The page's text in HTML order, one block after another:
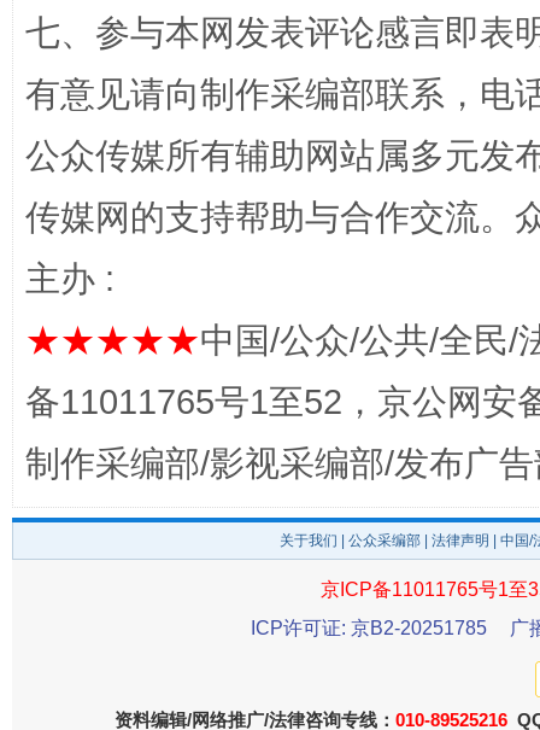
东山县通报“牛蛙产品抗生素超标问题” 法
七、参与本网发表评论感言即表
有意见请向制作采编部联系，电
公众传媒所有辅助网站属多元发
传媒网的支持帮助与合作交流。
主办 :
★★★★★中国/公众/公共/全民/
备11011765号1至52，京公网安
制作采编部/影视采编部/发布广
关于我们 公众采编部 法律声明 | 中国
京ICP备11011765号1至
ICP许可证: 京B2-20251785
广
资料编辑/网络推广/法律咨询专线： 010-89525216